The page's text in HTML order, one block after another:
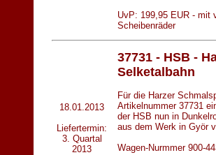
UvP: 199,95 EUR - mit
Scheibenräder
18.01.2013
Liefertermin:
3. Quartal
2013
37731 - HSB -
Selketalbahn
Für die Harzer
Artikelnummer 37731
der HSB nun in
aus dem Werk in Györ
Wagen-Nurmmer 900-